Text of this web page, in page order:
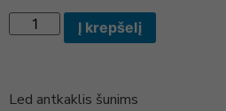
Į krepšelį
Led antkaklis šunims